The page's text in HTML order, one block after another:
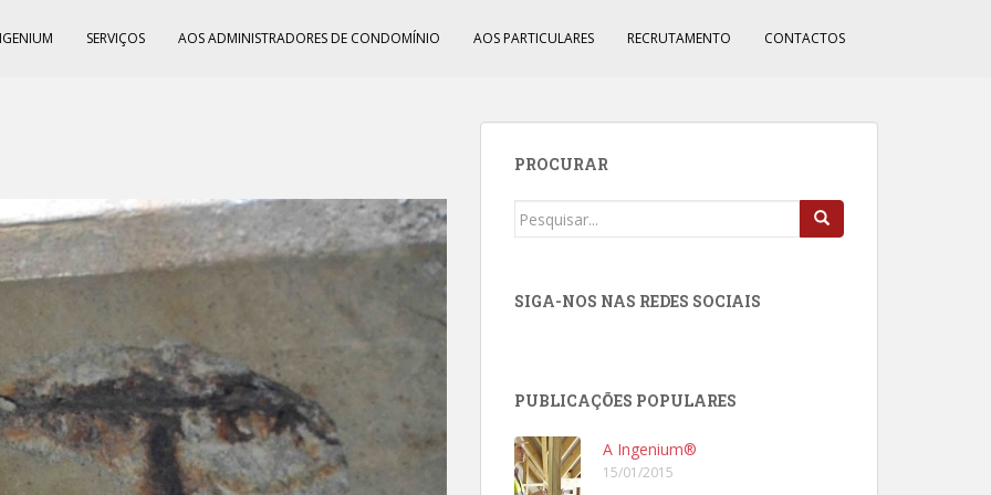
SERVIÇOS AOS ADMINISTRADORES DE CONDOMÍNIO AOS PARTICULARES RECRUTAMENTO CONTACTOS
PROCURAR
Procurar
SIGA-NOS NAS REDES SOCIAIS
PUBLICAÇÕES POPULARES
A Ingenium®
15/01/2015